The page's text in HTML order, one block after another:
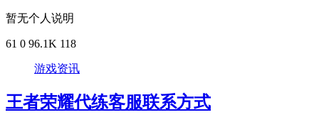
暂无个人说明
61 0 96.1K 118
游戏资讯
王者荣耀代练客服联系方式